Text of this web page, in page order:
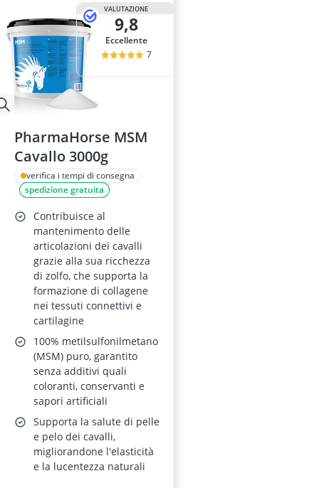
VALUTAZIONE
9,8
Eccellente
7
PharmaHorse MSM
Cavallo 3000g
verifica i tempi di consegna
spedizione gratuita
Contribuisce al
mantenimento delle
articolazioni dei cavalli
grazie alla sua ricchezza
di zolfo, che supporta la
formazione di collagene
nei tessuti connettivi e
cartilagine
100% metilsulfonilmetano
(MSM) puro, garantito
senza additivi quali
coloranti, conservanti e
sapori artificiali
Supporta la salute di pelle
e pelo dei cavalli,
migliorandone l'elasticità
e la lucentezza naturali